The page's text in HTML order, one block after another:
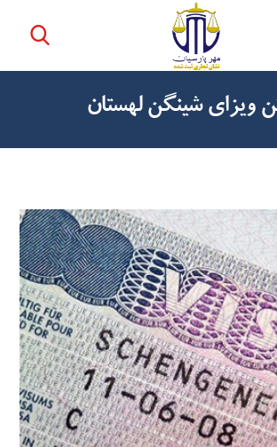
ویزای شینگن لهستان